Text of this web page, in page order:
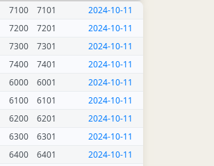
7100 7101
2024-10-11
7200 7201
2024-10-11
7300 7301
2024-10-11
7400 7401
2024-10-11
6000 6001
2024-10-11
6100 6101
2024-10-11
6200 6201
2024-10-11
6300 6301
2024-10-11
6400 6401
2024-10-11